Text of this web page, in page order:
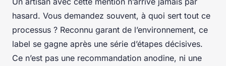
hasard. Vous demandez souvent, à quoi sert tout ce
processus ? Reconnu garant de l’environnement, ce
label se gagne après une série d’étapes décisives.
Ce n’est pas une recommandation anodine, ni une